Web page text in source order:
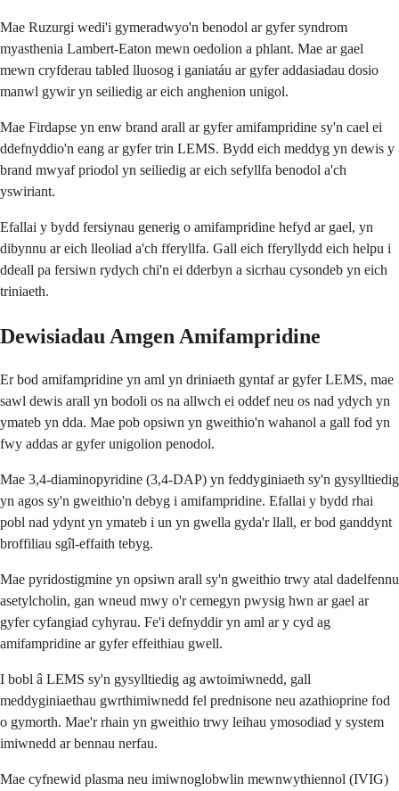
Mae Ruzurgi wedi'i gymeradwyo'n benodol ar gyfer syndrom
myasthenia Lambert-Eaton mewn oedolion a phlant. Mae ar gael
mewn cryfderau tabled lluosog i ganiatáu ar gyfer addasiadau dosio
manwl gywir yn seiliedig ar eich anghenion unigol.
Mae Firdapse yn enw brand arall ar gyfer amifampridine sy'n cael ei
ddefnyddio'n eang ar gyfer trin LEMS. Bydd eich meddyg yn dewis y
brand mwyaf priodol yn seiliedig ar eich sefyllfa benodol a'ch
yswiriant.
Efallai y bydd fersiynau generig o amifampridine hefyd ar gael, yn
dibynnu ar eich lleoliad a'ch fferyllfa. Gall eich fferyllydd eich helpu i
ddeall pa fersiwn rydych chi'n ei dderbyn a sicrhau cysondeb yn eich
triniaeth.
Dewisiadau Amgen Amifampridine
Er bod amifampridine yn aml yn driniaeth gyntaf ar gyfer LEMS, mae
sawl dewis arall yn bodoli os na allwch ei oddef neu os nad ydych yn
ymateb yn dda. Mae pob opsiwn yn gweithio'n wahanol a gall fod yn
fwy addas ar gyfer unigolion penodol.
Mae 3,4-diaminopyridine (3,4-DAP) yn feddyginiaeth sy'n gysylltiedig
yn agos sy'n gweithio'n debyg i amifampridine. Efallai y bydd rhai
pobl nad ydynt yn ymateb i un yn gwella gyda'r llall, er bod ganddynt
broffiliau sgîl-effaith tebyg.
Mae pyridostigmine yn opsiwn arall sy'n gweithio trwy atal dadelfennu
asetylcholin, gan wneud mwy o'r cemegyn pwysig hwn ar gael ar
gyfer cyfangiad cyhyrau. Fe'i defnyddir yn aml ar y cyd ag
amifampridine ar gyfer effeithiau gwell.
I bobl â LEMS sy'n gysylltiedig ag awtoimiwnedd, gall
meddyginiaethau gwrthimiwnedd fel prednisone neu azathioprine fod
o gymorth. Mae'r rhain yn gweithio trwy leihau ymosodiad y system
imiwnedd ar bennau nerfau.
Mae cyfnewid plasma neu imiwnoglobwlin mewnwythiennol (IVIG)